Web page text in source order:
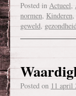
Posted in Actueel,
normen, Kinderen,
geweld,
Posted on 11 april